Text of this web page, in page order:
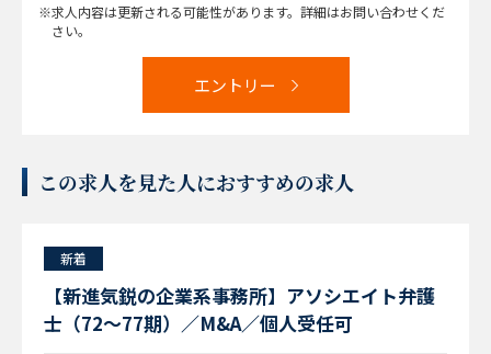
求人内容は更新される可能性があります。詳細はお問い合わせくだ
さい。
エントリー
この求人を見た人におすすめの求人
新着
【新進気鋭の企業系事務所】アソシエイト弁護
士（72～77期）／M&A／個人受任可